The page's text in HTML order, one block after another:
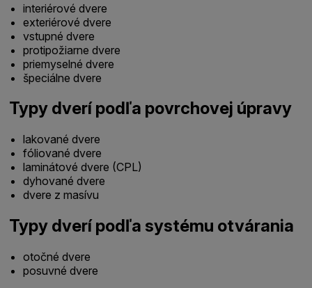
interiérové dvere
exteriérové dvere
vstupné dvere
protipožiarne dvere
priemyselné dvere
špeciálne dvere
Typy dverí podľa povrchovej úpravy
lakované dvere
fóliované dvere
laminátové dvere (CPL)
dyhované dvere
dvere z masívu
Typy dverí podľa systému otvárania
otočné dvere
posuvné dvere